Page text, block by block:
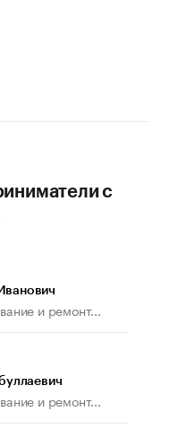
с
и ремонт...
и ремонт...